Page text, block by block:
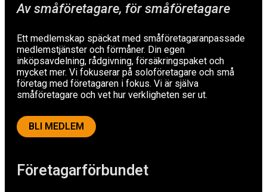
Företagarförbundet
Av småföretagare, för småföretagare
Ett medlemskap späckat med småföretagaranpassade
medlemstjänster och förmåner. Din egen
inköpsavdelning, rådgivning, försäkringspaket och
mycket mer. Vi fokuserar på soloföretagare och små
företag med företagaren i fokus. Vi är själva
småföretagare och vet hur verkligheten ser ut.
BLI MEDLEM